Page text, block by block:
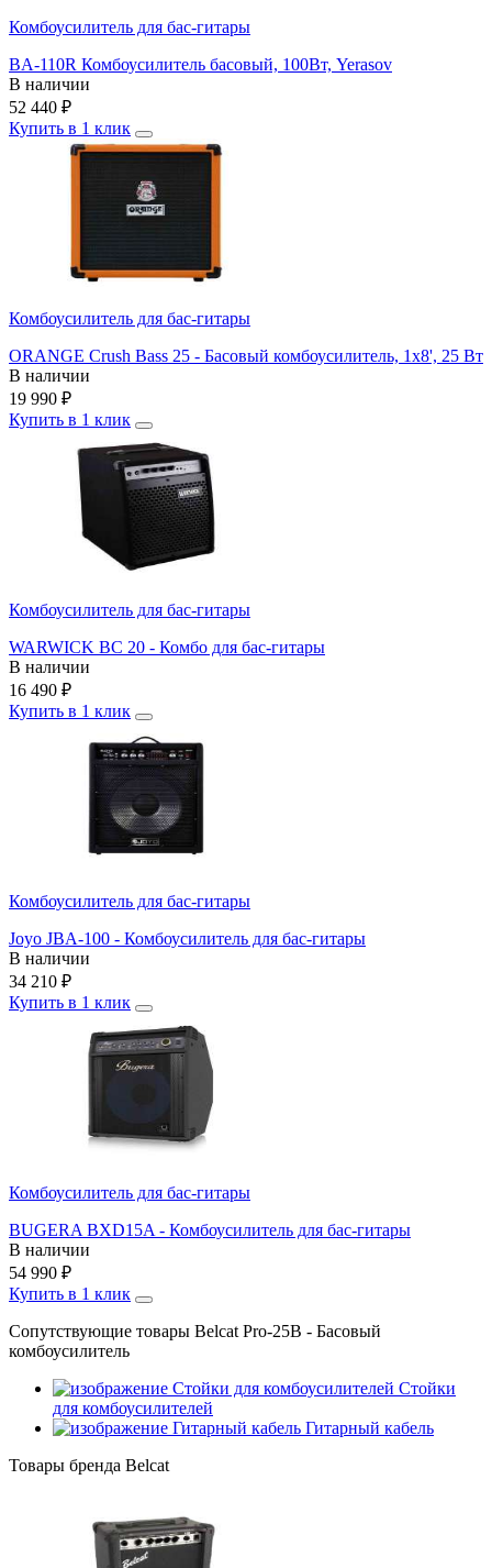
Комбоусилитель для бас-гитары
BA-110R Комбоусилитель басовый, 100Вт, Yerasov
В наличии
52 440 ₽
Купить в 1 клик
Комбоусилитель для бас-гитары
ORANGE Crush Bass 25 - Басовый комбоусилитель, 1x8', 25 Вт
В наличии
19 990 ₽
Купить в 1 клик
Комбоусилитель для бас-гитары
WARWICK BC 20 - Комбо для бас-гитары
В наличии
16 490 ₽
Купить в 1 клик
Комбоусилитель для бас-гитары
Joyo JBA-100 - Комбоусилитель для бас-гитары
В наличии
34 210 ₽
Купить в 1 клик
Комбоусилитель для бас-гитары
BUGERA BXD15A - Комбоусилитель для бас-гитары
В наличии
54 990 ₽
Купить в 1 клик
Сопутствующие товары Belcat Pro-25B - Басовый
комбоусилитель
Стойки
для комбоусилителей
Гитарный кабель
Товары бренда Belcat